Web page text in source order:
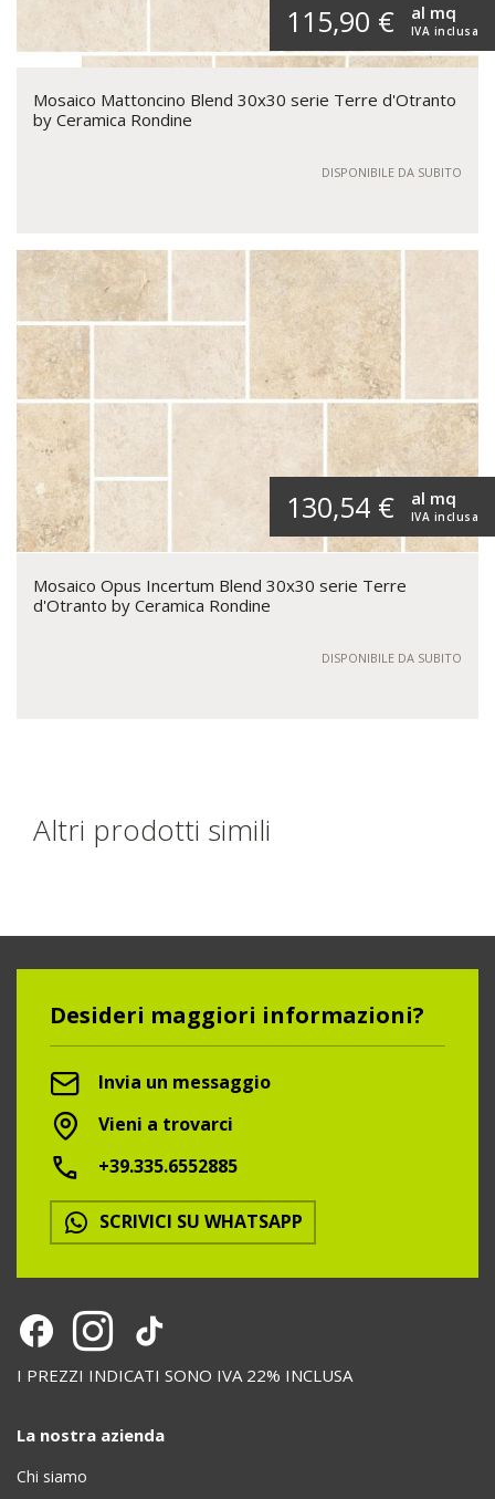
115,90 € IVA inclusa
al mq
Mosaico Mattoncino Blend 30x30 serie Terre d'Otranto
by Ceramica Rondine
DISPONIBILE DA SUBITO
130,54 € IVA inclusa
al mq
Mosaico Opus Incertum Blend 30x30 serie Terre
d'Otranto by Ceramica Rondine
DISPONIBILE DA SUBITO
Altri prodotti simili
Desideri maggiori informazioni?
Invia un messaggio
Vieni a trovarci
+39.335.6552885
SCRIVICI SU WHATSAPP
I PREZZI INDICATI SONO IVA 22% INCLUSA
La nostra azienda
Chi siamo